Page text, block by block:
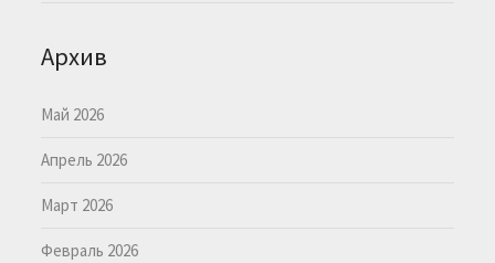
Архив
Май 2026
Апрель 2026
Март 2026
Февраль 2026